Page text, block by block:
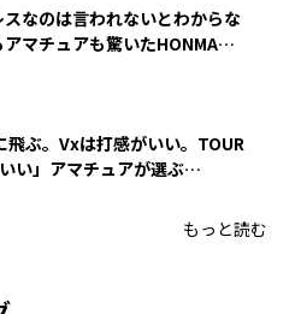
スなのは言われないとわからな
アマチュアも驚いたHONMA
飛ぶ。Vxは打感がいい。TOUR
い」アマチュアが選ぶ
もっと読む